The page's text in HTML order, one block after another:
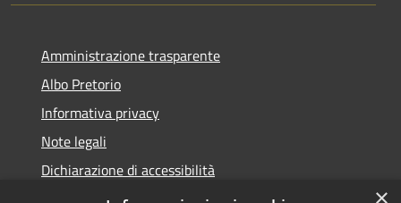
Amministrazione trasparente
Albo Pretorio
Informativa privacy
Note legali
Dichiarazione di accessibilità
Piano di miglioramento dei servizi